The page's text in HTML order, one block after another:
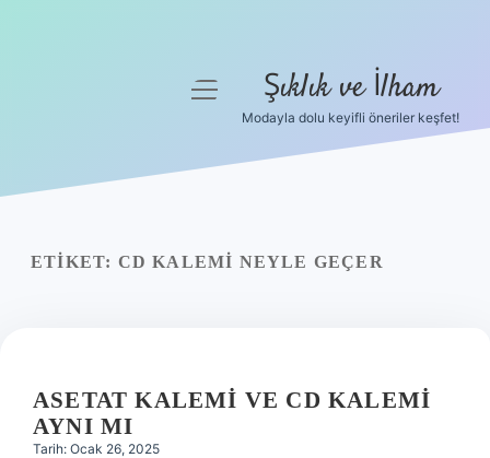
Yasal Uyarı
menüyü
Şıklık ve İlham
Modayla dolu keyifli öneriler keşfet!
ETIKET: CD KALEMI NEYLE GEÇER
ASETAT KALEMI VE CD KALEMI
AYNI MI
Tarih: Ocak 26, 2025